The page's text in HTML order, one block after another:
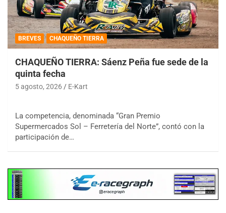
BREVES CHAQUEÑO TIERRA
CHAQUEÑO TIERRA: Sáenz Peña fue sede de la
quinta fecha
5 agosto, 2026 E-Kart
La competencia, denominada “Gran Premio
Supermercados Sol – Ferretería del Norte”, contó con la
participación de…